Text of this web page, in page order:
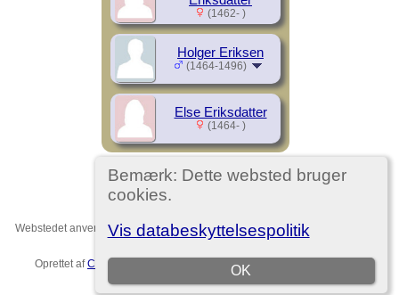
Bemærk: Dette websted bruger
cookies.
Vis databeskyttelsespolitik
OK
(1462- )
Holger Eriksen
(1464-1496)
Else Eriksdatter
(1464- )
Webstedet anvenderThe Next Generation of Genealogy Sitebuilding
forfattet af Darrin Lythgoe © 2001-2026.
Oprettet afChristian Ditlev Reventlow EU-persondataforordningen
Template no. 7